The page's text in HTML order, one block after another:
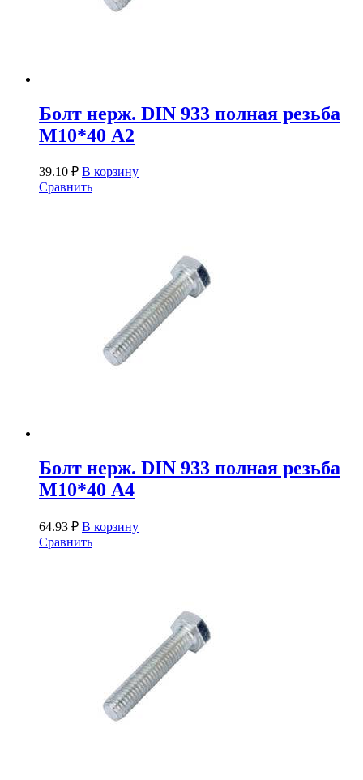
Болт нерж. DIN 933 полная резьба
М10*40 А2
39.10 ₽ В корзину
Сравнить
Болт нерж. DIN 933 полная резьба
М10*40 А4
64.93 ₽ В корзину
Сравнить